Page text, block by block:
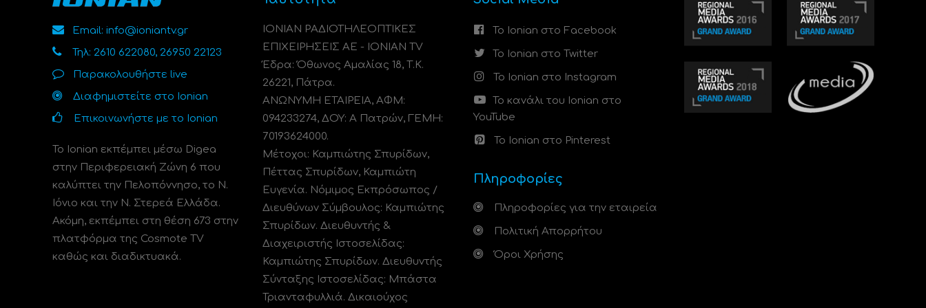
Email: info@ioniantv.gr
Τηλ: 2610 622080, 26950 22123
Παρακολουθήστε live
Διαφημιστείτε στο Ionian
Επικοινωνήστε με το Ionian
Το Ionian εκπέμπει μέσω Digea
στην Περιφερειακή Ζώνη 6 που
καλύπτει την Πελοπόννησο, το N.
Ιόνιο και την Ν. Στερεά Ελλάδα.
Ακόμη, εκπέμπει στη θέση 673 στην
πλατφόρμα της Cosmote TV
καθώς και διαδικτυακά.
ΙΟΝΙΑΝ ΡΑΔΙΟΤΗΛΕΟΠΤΙΚΕΣ
ΕΠΙΧΕΙΡΗΣΕΙΣ ΑΕ - IONIAN TV
Έδρα: Όθωνος Αμαλίας 18, Τ.Κ.
26221, Πάτρα.
ΑΝΩΝΥΜΗ ΕΤΑΙΡΕΙΑ, ΑΦΜ:
094233274, ΔΟΥ: A Πατρών, ΓΕΜΗ:
70193624000.
Μέτοχοι: Καμπιώτης Σπυρίδων,
Πέττας Σπυρίδων, Καμπιώτη
Ευγενία. Νόμιμος Εκπρόσωπος /
Διευθύνων Σύμβουλος: Καμπιώτης
Σπυρίδων. Διευθυντής &
Διαχειριστής Ιστοσελίδας:
Καμπιώτης Σπυρίδων. Διευθυντής
Σύνταξης Ιστοσελίδας: Μπάστα
Τριανταφυλλιά. Δικαιούχος
Το Ionian στο Facebook
Το Ionian στο Twitter
Το Ionian στο Instagram
Το κανάλι του Ionian στο
YouTube
Το Ionian στο Pinterest
Πληροφορίες
Πληροφορίες για την εταιρεία
Πολιτική Απορρήτου
Όροι Χρήσης